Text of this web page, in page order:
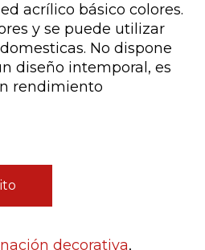
acrílico básico colores.
y se puede utilizar
No dispone
diseño intemporal, es
rendimiento
decorativa,